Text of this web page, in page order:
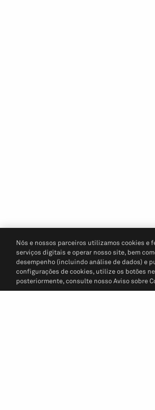
Nós e nossos parceiros utilizamos cookies e
serviços digitais e operar nosso site, bem
desempenho (incluindo análise de dados) e
configurações de cookies, utilize os botões
posteriormente, consulte nosso Aviso sobre